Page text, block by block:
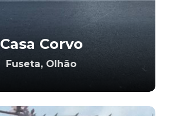
Casa Corvo
Fuseta, Olhão